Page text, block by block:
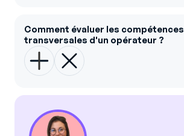
Comment évaluer les compétences
transversales d'un opérateur ?